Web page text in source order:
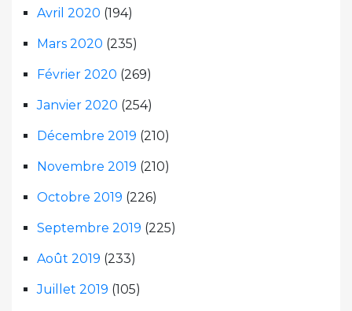
Avril 2020 (194)
Mars 2020 (235)
Février 2020 (269)
Janvier 2020 (254)
Décembre 2019 (210)
Novembre 2019 (210)
Octobre 2019 (226)
Septembre 2019 (225)
Août 2019 (233)
Juillet 2019 (105)